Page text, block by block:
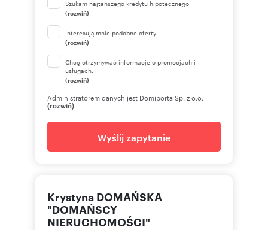
Szukam najtańszego kredytu hipotecznego
(rozwiń)
Interesują mnie podobne oferty
(rozwiń)
Chcę otrzymywać informacje o promocjach i
usługach.
(rozwiń)
Administratorem danych jest Domiporta Sp. z o.o.
(rozwiń)
Wyślij zapytanie
Krystyna DOMAŃSKA
"DOMAŃSCY
NIERUCHOMOŚCI"